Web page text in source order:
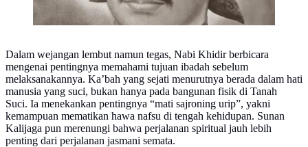
Dalam wejangan lembut namun tegas, Nabi Khidir berbicara
mengenai pentingnya memahami tujuan ibadah sebelum
melaksanakannya. Ka’bah yang sejati menurutnya berada dalam hati
manusia yang suci, bukan hanya pada bangunan fisik di Tanah
Suci. Ia menekankan pentingnya “mati sajroning urip”, yakni
kemampuan mematikan hawa nafsu di tengah kehidupan. Sunan
Kalijaga pun merenungi bahwa perjalanan spiritual jauh lebih
penting dari perjalanan jasmani semata.